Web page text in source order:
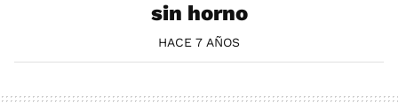
sin horno
HACE 7 AÑOS